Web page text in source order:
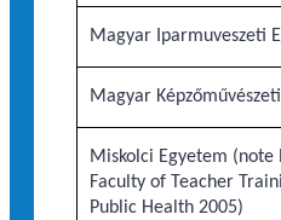
Magyar Iparmuveszeti
Magyar
Miskolci Egyetem
Faculty of Teacher
Public Health 2005)